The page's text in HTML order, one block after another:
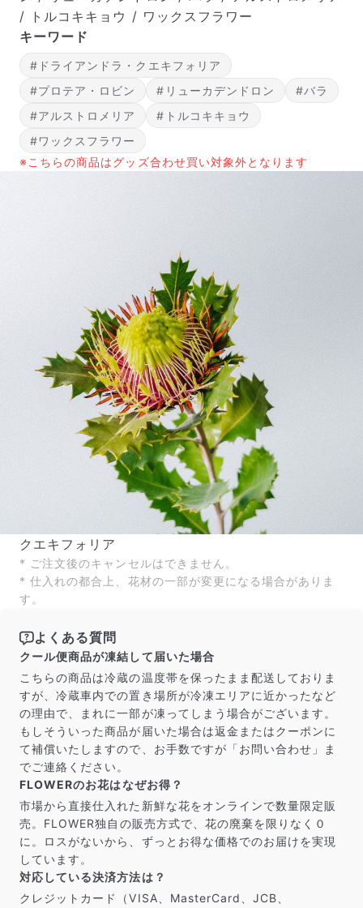
届いたお花に元気がなかったら？
もし届いたお花に「枯れている」「折れている」などの
不備があった場合は、些細なことでもお気軽にサポート
までご連絡ください。ご返金にて補償いたします。
写真と同じものが届く？
商品ページに掲載している写真は、実際にお届けする商
も色味やサイズ・咲き方に個体差はありますが、できる
だけ写真のイメージに近いものをお届けできるように人
の目でチェックをしています。
/ トルコキキョウ / ワックスフラワー
キーワード
#ドライアンドラ・クエキフォリア
#プロテア・ロビン
#リューカデンドロン
#バラ
#アルストロメリア
#トルコキキョウ
#ワックスフラワー
※こちらの商品はグッズ合わせ買い対象外となります
クエキフォリア
* ご注文後のキャンセルはできません。
* 仕入れの都合上、花材の一部が変更になる場合がありま
す。
よくある質問
クール便商品が凍結して届いた場合
こちらの商品は冷蔵の温度帯を保ったまま配送しておりま
すが、冷蔵車内での置き場所が冷凍エリアに近かったなど
の理由で、まれに一部が凍ってしまう場合がございます。
もしそういった商品が届いた場合は返金またはクーポンに
て補償いたしますので、お手数ですが「お問い合わせ」ま
でご連絡ください。
FLOWERのお花はなぜお得？
市場から直接仕入れた新鮮な花をオンラインで数量限定販
売。FLOWER独自の販売方式で、花の廃棄を限りなく０
に。ロスがないから、ずっとお得な価格でのお届けを実現
しています。
対応している決済方法は？
クレジットカード（VISA、MasterCard、JCB、